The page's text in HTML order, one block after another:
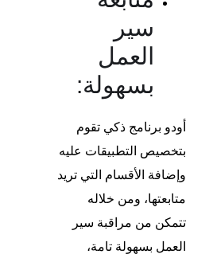
سير
العمل
بسهولة:
أودو برنامج ذكي تقوم
بتخصيص التطبيقات عليه
وإضافة الأقسام التي تريد
متابعتها، ومن خلاله
تتمكن من مراقبة سير
العمل بسهولة تامة،